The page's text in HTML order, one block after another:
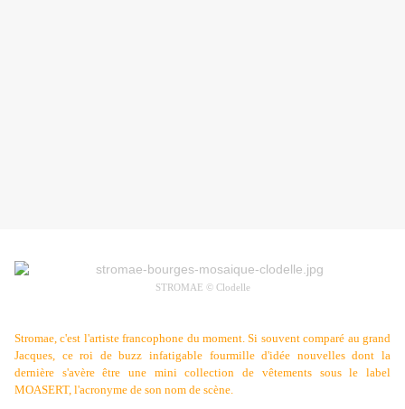
STROMAE © Clodelle
Stromae, c'est l'artiste francophone du moment. Si souvent comparé au grand
Jacques, ce roi de buzz infatigable fourmille d'idée nouvelles dont la
dernière s'avère être une mini collection de vêtements sous le label
MOASERT, l'acronyme de son nom de scène.